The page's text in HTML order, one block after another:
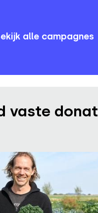
alle campagnes
vaste